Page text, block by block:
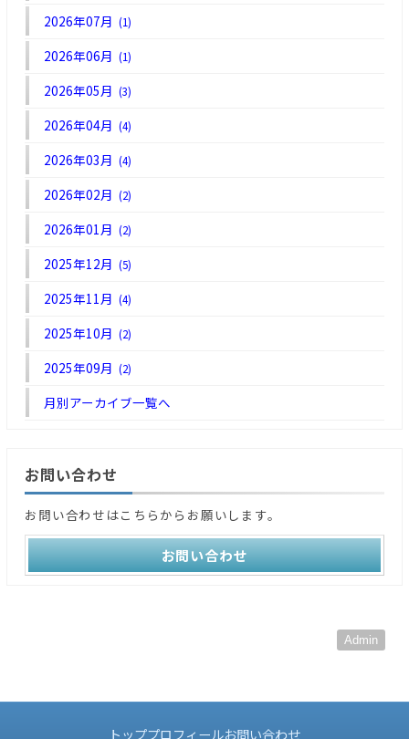
2026年07月(1)
2026年06月(1)
2026年05月(3)
2026年04月(4)
2026年03月(4)
2026年02月(2)
2026年01月(2)
2025年12月(5)
2025年11月(4)
2025年10月(2)
2025年09月(2)
月別アーカイブ一覧へ
お問い合わせ
お問い合わせはこちらからお願いします。
お問い合わせ
Admin
トッププロフィールお問い合わせ